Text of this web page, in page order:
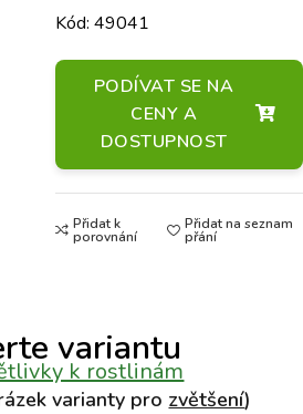
Kód: 49041
PODÍVAT SE NA
CENY A
DOSTUPNOST
Přidat k
porovnání
Přidat na seznam
přání
variantu
k rostlinám
varianty pro zvětšení)